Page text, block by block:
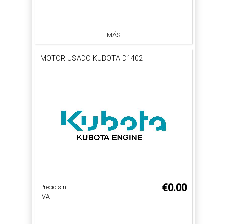
MÁS
MOTOR USADO KUBOTA D1402
Precio sin
IVA
€0.00